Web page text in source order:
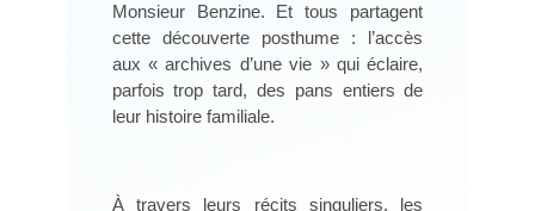
Monsieur Benzine. Et tous partagent
cette découverte posthume : l’accès
aux « archives d’une vie » qui éclaire,
parfois trop tard, des pans entiers de
leur histoire familiale.
À travers leurs récits singuliers, les